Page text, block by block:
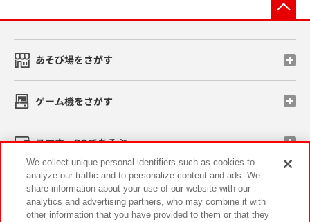
あそび場をさがす
ゲーム機をさがす
スマホ・PCであそぶ
イベント・キャンペーン
We collect unique personal identifiers such as cookies to
analyze our traffic and to personalize content and ads. We
share information about your use of our website with our
analytics and advertising partners, who may combine it with
other information that you have provided to them or that they